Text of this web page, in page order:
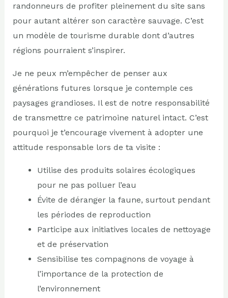
randonneurs de profiter pleinement du site sans
pour autant altérer son caractère sauvage. C’est
un modèle de tourisme durable dont d’autres
régions pourraient s’inspirer.
Je ne peux m’empêcher de penser aux
générations futures lorsque je contemple ces
paysages grandioses. Il est de notre responsabilité
de transmettre ce patrimoine naturel intact. C’est
pourquoi je t’encourage vivement à adopter une
attitude responsable lors de ta visite :
Utilise des produits solaires écologiques
pour ne pas polluer l’eau
Évite de déranger la faune, surtout pendant
les périodes de reproduction
Participe aux initiatives locales de nettoyage
et de préservation
Sensibilise tes compagnons de voyage à
l’importance de la protection de
l’environnement